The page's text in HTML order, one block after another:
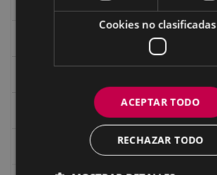
Revista "Gure Herria"
Documentos y artículos
Cookies no clasificadas
ACEPTAR TODO
RECHAZAR TODO